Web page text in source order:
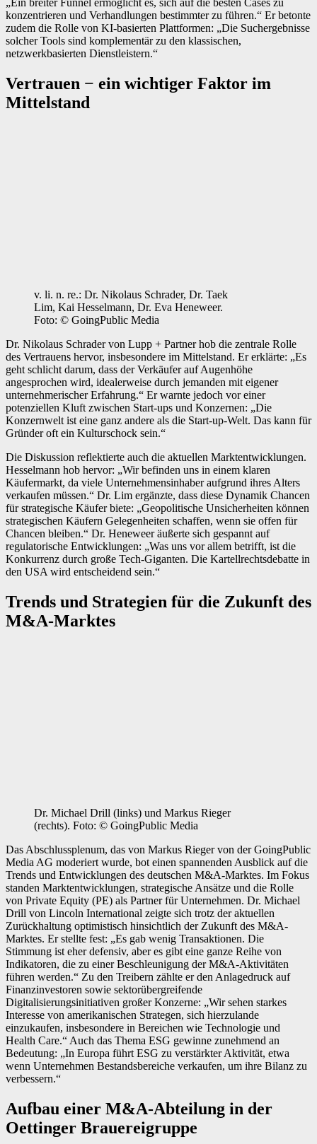
„Ein breiter Funnel ermöglicht es, sich auf die besten Cases zu
konzentrieren und Verhandlungen bestimmter zu führen.“ Er betonte
zudem die Rolle von KI-basierten Plattformen: „Die Suchergebnisse
solcher Tools sind komplementär zu den klassischen,
netzwerkbasierten Dienstleistern.“
Vertrauen − ein wichtiger Faktor im
Mittelstand
v. li. n. re.: Dr. Nikolaus Schrader, Dr. Taek
Lim, Kai Hesselmann, Dr. Eva Heneweer.
Foto: © GoingPublic Media
Dr. Nikolaus Schrader von Lupp + Partner hob die zentrale Rolle
des Vertrauens hervor, insbesondere im Mittelstand. Er erklärte: „Es
geht schlicht darum, dass der Verkäufer auf Augenhöhe
angesprochen wird, idealerweise durch jemanden mit eigener
unternehmerischer Erfahrung.“ Er warnte jedoch vor einer
potenziellen Kluft zwischen Start-ups und Konzernen: „Die
Konzernwelt ist eine ganz andere als die Start-up-Welt. Das kann für
Gründer oft ein Kulturschock sein.“
Die Diskussion reflektierte auch die aktuellen Marktentwicklungen.
Hesselmann hob hervor: „Wir befinden uns in einem klaren
Käufermarkt, da viele Unternehmensinhaber aufgrund ihres Alters
verkaufen müssen.“ Dr. Lim ergänzte, dass diese Dynamik Chancen
für strategische Käufer biete: „Geopolitische Unsicherheiten können
strategischen Käufern Gelegenheiten schaffen, wenn sie offen für
Chancen bleiben.“ Dr. Heneweer äußerte sich gespannt auf
regulatorische Entwicklungen: „Was uns vor allem betrifft, ist die
Konkurrenz durch große Tech-Giganten. Die Kartellrechtsdebatte in
den USA wird entscheidend sein.“
Trends und Strategien für die Zukunft des
M&A-Marktes
Dr. Michael Drill (links) und Markus Rieger
(rechts). Foto: © GoingPublic Media
Das Abschlussplenum, das von Markus Rieger von der GoingPublic
Media AG moderiert wurde, bot einen spannenden Ausblick auf die
Trends und Entwicklungen des deutschen M&A-Marktes. Im Fokus
standen Marktentwicklungen, strategische Ansätze und die Rolle
von Private Equity (PE) als Partner für Unternehmen. Dr. Michael
Drill von Lincoln International zeigte sich trotz der aktuellen
Zurückhaltung optimistisch hinsichtlich der Zukunft des M&A-
Marktes. Er stellte fest: „Es gab wenig Transaktionen. Die
Stimmung ist eher defensiv, aber es gibt eine ganze Reihe von
Indikatoren, die zu einer Beschleunigung der M&A-Aktivitäten
führen werden.“ Zu den Treibern zählte er den Anlagedruck auf
Finanzinvestoren sowie sektorübergreifende
Digitalisierungsinitiativen großer Konzerne: „Wir sehen starkes
Interesse von amerikanischen Strategen, sich hierzulande
einzukaufen, insbesondere in Bereichen wie Technologie und
Health Care.“ Auch das Thema ESG gewinne zunehmend an
Bedeutung: „In Europa führt ESG zu verstärkter Aktivität, etwa
wenn Unternehmen Bestandsbereiche verkaufen, um ihre Bilanz zu
verbessern.“
Aufbau einer M&A-Abteilung in der
Oettinger Brauereigruppe